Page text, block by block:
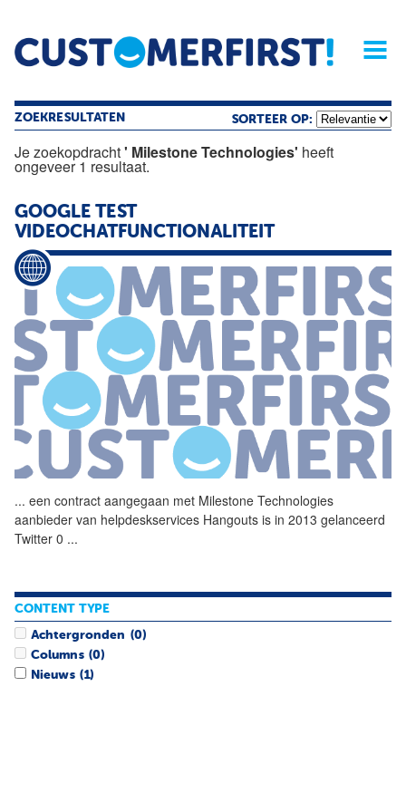
Home Opinie Archief
Magazine
ZOEKRESULTATEN SORTEER OP:
Je zoekopdracht' Milestone Technologies' heeft
ongeveer 1 resultaat.
GOOGLE TEST
VIDEOCHATFUNCTIONALITEIT
... een contract aangegaan met Milestone Technologies
aanbieder van helpdeskservices Hangouts is in 2013 gelanceerd
Twitter 0 ...
CONTENT TYPE
Achtergronden (0)
Columns (0)
Nieuws (1)